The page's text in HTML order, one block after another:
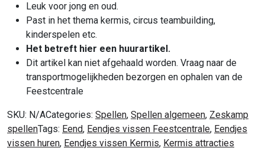
Leuk voor jong en oud.
Past in het thema kermis, circus teambuilding,
kinderspelen etc.
Het betreft hier een huurartikel.
Dit artikel kan niet afgehaald worden. Vraag naar de
transportmogelijkheden bezorgen en ophalen van de
Feestcentrale
SKU: N/ACategories: Spellen, Spellen algemeen, Zeskamp
spellenTags: Eend, Eendjes vissen Feestcentrale, Eendjes
vissen huren, Eendjes vissen Kermis, Kermis attracties